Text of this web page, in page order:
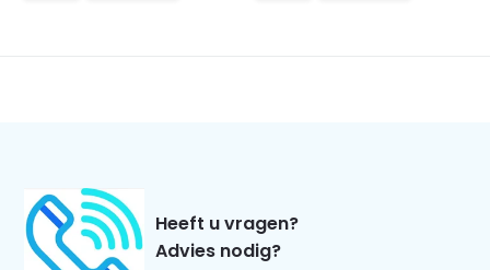
Heeft u vragen?
Advies nodig?